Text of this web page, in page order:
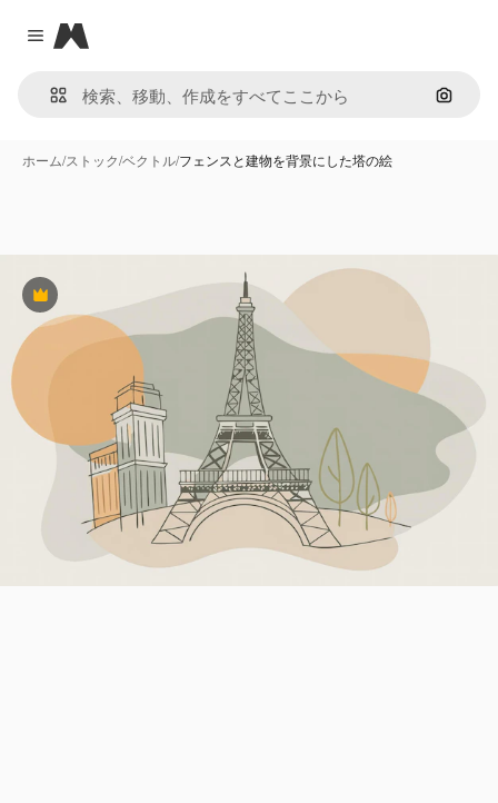
Close menu
Magnific
画像で
ホーム/ストック/ベクトル/フェンスと建物を背景にした塔の絵
Premium